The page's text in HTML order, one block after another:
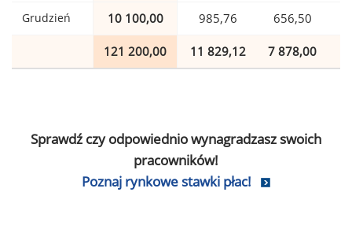
Grudzień 10 100,00 985,76 656,50
121 200,00 11 829,12 7 878,00
Sprawdź czy odpowiednio wynagradzasz swoich
pracowników!
Poznaj rynkowe stawki płac!